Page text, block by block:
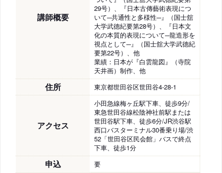
講師概要
29号）、『日本古傳藝術表現につ
いて─共通性と多様性─』（国士舘
大学武德紀要第28号）、『日本文
化の本質的表現について─龍造形を
視点として─』（国士舘大学武德紀
要第22号）、他
業績：日本が『白雲龍図』（寺院
天井画）制作、他
住所 東京都世田谷区世田谷4-28-1
アクセス
小田急線梅ヶ丘駅下車、徒歩9分/
東急世田谷線松陰神社前駅または
世田谷駅下車、徒歩6分/JR渋谷駅
西口バスターミナル30番乗り場/渋
52「世田谷区民会館」バスで終点
下車、徒歩1分
申込 要